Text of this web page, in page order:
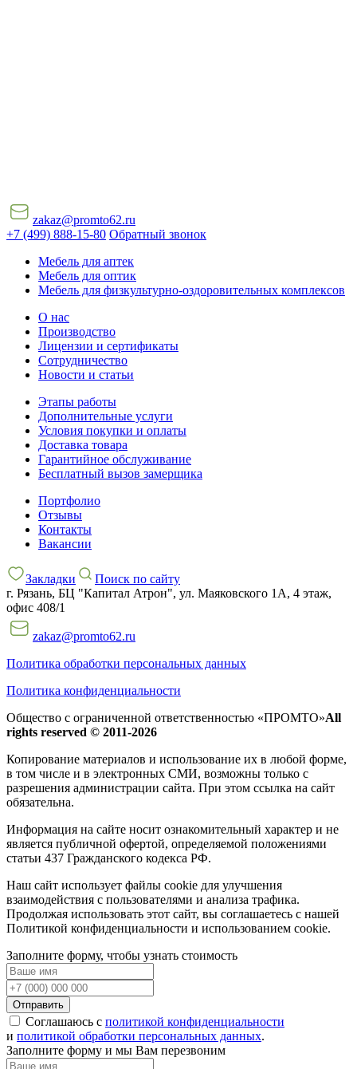
zakaz@promto62.ru
+7 (499) 888-15-80 Обратный звонок
Мебель для аптек
Мебель для оптик
Мебель для физкультурно-оздоровительных комплексов
О нас
Производство
Лицензии и сертификаты
Сотрудничество
Новости и статьи
Этапы работы
Дополнительные услуги
Условия покупки и оплаты
Доставка товара
Гарантийное обслуживание
Бесплатный вызов замерщика
Портфолио
Отзывы
Контакты
Вакансии
Закладки
Поиск по сайту
г. Рязань, БЦ "Капитал Атрон", ул. Маяковского 1А, 4 этаж,
офис 408/1
zakaz@promto62.ru
Политика обработки персональных данных
Политика конфиденциальности
Общество с ограниченной ответственностью «ПРОМТО»All
rights reserved © 2011-2026
Копирование материалов и использование их в любой форме,
в том числе и в электронных СМИ, возможны только c
разрешения администрации сайта. При этом ссылка на сайт
обязательна.
Информация на сайте носит ознакомительный характер и не
является публичной офертой, определяемой положениями
статьи 437 Гражданского кодекса РФ.
Наш сайт использует файлы cookie для улучшения
взаимодействия с пользователями и анализа трафика.
Продолжая использовать этот сайт, вы соглашаетесь с нашей
Политикой конфиденциальности и использованием cookie.
Заполните форму, чтобы узнать стоимость
Отправить
Соглашаюсь с политикой конфиденциальности
и политикой обработки персональных данных.
Заполните форму и мы Вам перезвоним